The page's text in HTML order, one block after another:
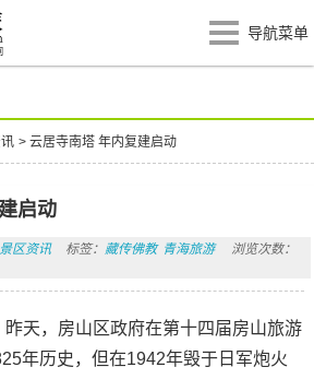
导航菜单
>云居寺南塔 年内复建启动
启动
景区资讯 标签： 藏传佛教 青海旅游
浏览次数：
天，房山区政府在第十四届房山旅游
年历史，但在1942年毁于日军炮火